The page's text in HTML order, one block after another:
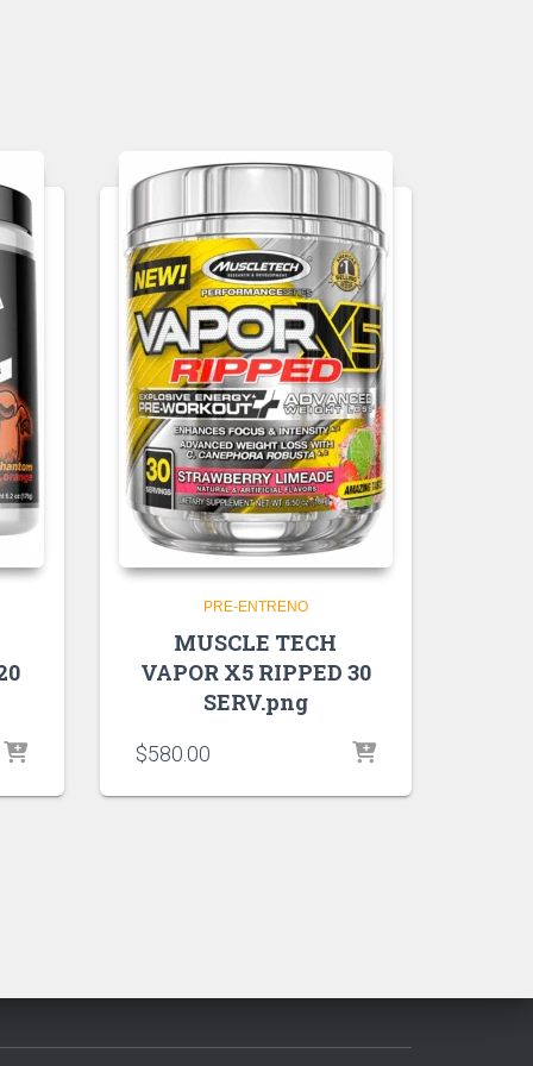
PRE-ENTRENO
MUSCLE TECH
VAPOR X5 RIPPED 30
SERV.png
$580.00